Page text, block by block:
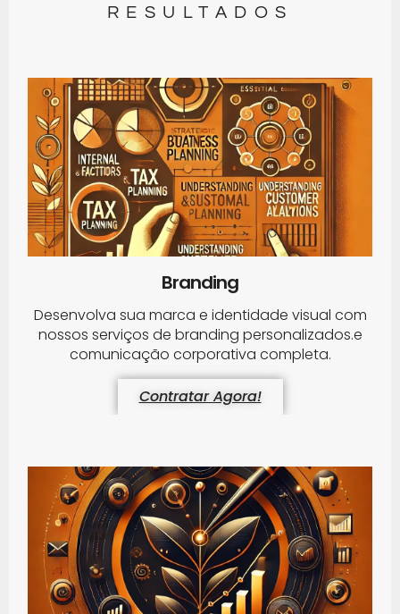
RESULTADOS
Branding
Desenvolva sua marca e identidade visual com
nossos serviços de branding personalizados.e
comunicação corporativa completa.
Contratar Agora!